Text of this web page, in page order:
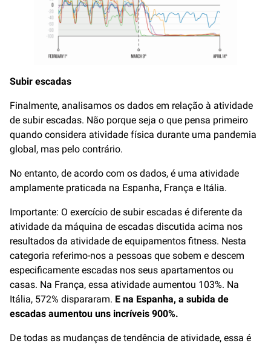
Subir escadas
Finalmente, analisamos os dados em relação à atividade
de subir escadas. Não porque seja o que pensa primeiro
quando considera atividade física durante uma pandemia
global, mas pelo contrário.
No entanto, de acordo com os dados, é uma atividade
amplamente praticada na Espanha, França e Itália.
Importante: O exercício de subir escadas é diferente da
atividade da máquina de escadas discutida acima nos
resultados da atividade de equipamentos fitness. Nesta
categoria referimo-nos a pessoas que sobem e descem
especificamente escadas nos seus apartamentos ou
casas. Na França, essa atividade aumentou 103%. Na
Itália, 572% dispararam. E na Espanha, a subida de
escadas aumentou uns incríveis 900%.
De todas as mudanças de tendência de atividade, essa é